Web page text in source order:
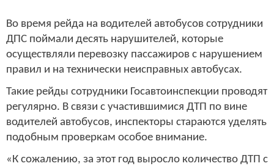
Во время рейда на водителей автобусов сотрудники
ДПС поймали десять нарушителей, которые
осуществляли перевозку пассажиров с нарушением
правил и на технически неисправных автобусах.
Такие рейды сотрудники Госавтоинспекции проводят
регулярно. В связи с участившимися ДТП по вине
водителей автобусов, инспекторы стараются уделять
подобным проверкам особое внимание.
«К сожалению, за этот год выросло количество ДТП с